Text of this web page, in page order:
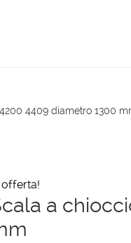
4409 diametro 1300
offerta!
a